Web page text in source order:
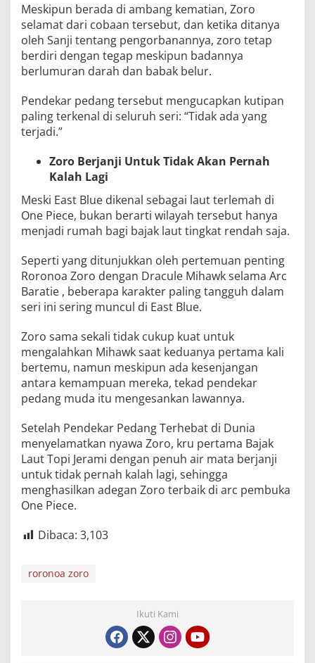
Meskipun berada di ambang kematian, Zoro
selamat dari cobaan tersebut, dan ketika ditanya
oleh Sanji tentang pengorbanannya, zoro tetap
berdiri dengan tegap meskipun badannya
berlumuran darah dan babak belur.
Pendekar pedang tersebut mengucapkan kutipan
paling terkenal di seluruh seri: “Tidak ada yang
terjadi.”
Zoro Berjanji Untuk Tidak Akan Pernah
Kalah Lagi
Meski East Blue dikenal sebagai laut terlemah di
One Piece, bukan berarti wilayah tersebut hanya
menjadi rumah bagi bajak laut tingkat rendah saja.
Seperti yang ditunjukkan oleh pertemuan penting
Roronoa Zoro dengan Dracule Mihawk selama Arc
Baratie , beberapa karakter paling tangguh dalam
seri ini sering muncul di East Blue.
Zoro sama sekali tidak cukup kuat untuk
mengalahkan Mihawk saat keduanya pertama kali
bertemu, namun meskipun ada kesenjangan
antara kemampuan mereka, tekad pendekar
pedang muda itu mengesankan lawannya.
Setelah Pendekar Pedang Terhebat di Dunia
menyelamatkan nyawa Zoro, kru pertama Bajak
Laut Topi Jerami dengan penuh air mata berjanji
untuk tidak pernah kalah lagi, sehingga
menghasilkan adegan Zoro terbaik di arc pembuka
One Piece.
Dibaca: 3,103
roronoa zoro
Ikuti Kami